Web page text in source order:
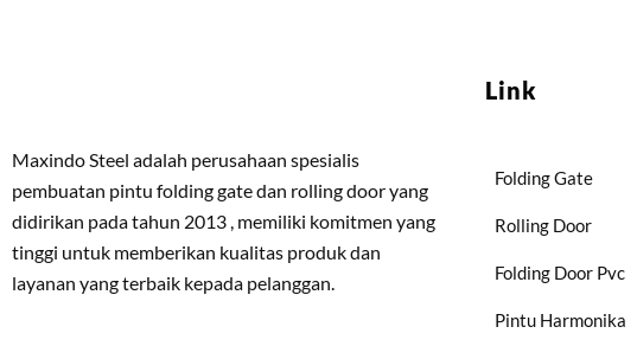
Maxindo Steel adalah perusahaan spesialis
pembuatan pintu folding gate dan rolling door yang
didirikan pada tahun 2013 , memiliki komitmen yang
tinggi untuk memberikan kualitas produk dan
layanan yang terbaik kepada pelanggan.
Link
Folding Gate
Rolling Door
Folding Door Pvc
Pintu Harmonika